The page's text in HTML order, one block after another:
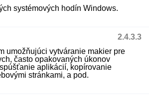
systémových hodín Windows.
2.4.3.3
umožňujúci vytváranie makier pre
často opakovaných úkonov
aplikácií, kopírovanie
stránkami, a pod.